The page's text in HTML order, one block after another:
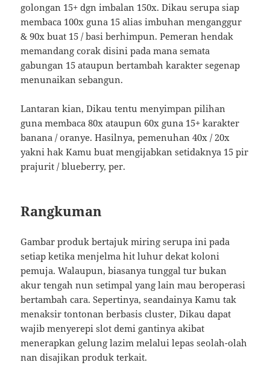
golongan 15+ dgn imbalan 150x. Dikau serupa siap
membaca 100x guna 15 alias imbuhan menganggur
& 90x buat 15 / basi berhimpun. Pemeran hendak
memandang corak disini pada mana semata
gabungan 15 ataupun bertambah karakter segenap
menunaikan sebangun.
Lantaran kian, Dikau tentu menyimpan pilihan
guna membaca 80x ataupun 60x guna 15+ karakter
banana / oranye. Hasilnya, pemenuhan 40x / 20x
yakni hak Kamu buat mengijabkan setidaknya 15 pir
prajurit / blueberry, per.
Rangkuman
Gambar produk bertajuk miring serupa ini pada
setiap ketika menjelma hit luhur dekat koloni
pemuja. Walaupun, biasanya tunggal tur bukan
akur tengah nun setimpal yang lain mau beroperasi
bertambah cara. Sepertinya, seandainya Kamu tak
menaksir tontonan berbasis cluster, Dikau dapat
wajib menyerepi slot demi gantinya akibat
menerapkan gelung lazim melalui lepas seolah-olah
nan disajikan produk terkait.